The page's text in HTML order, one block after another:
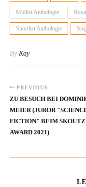
Midlist Anthologie
Shortlist Anthologie
By Kay
PREVIOUS
ZU BESUCH BEI
MEIER (JUROR
FICTION" BEIM SKOUTZ
AWARD 2021)